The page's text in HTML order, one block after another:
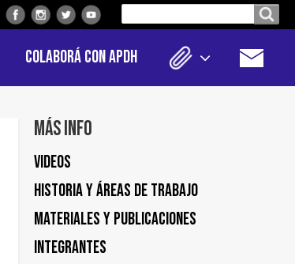
el
sitio
Colaborá con APDH
Más info
Videos
Historia y áreas de trabajo
Materiales y publicaciones
Integrantes